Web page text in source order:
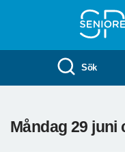
Sök
Måndag 29 juni